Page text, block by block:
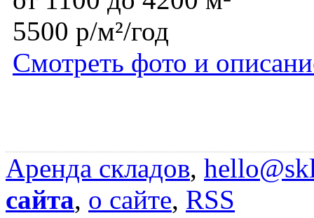
5500 р/м²/год
Смотреть фото и
Аренда складов,
сайта, о сайте, RSS